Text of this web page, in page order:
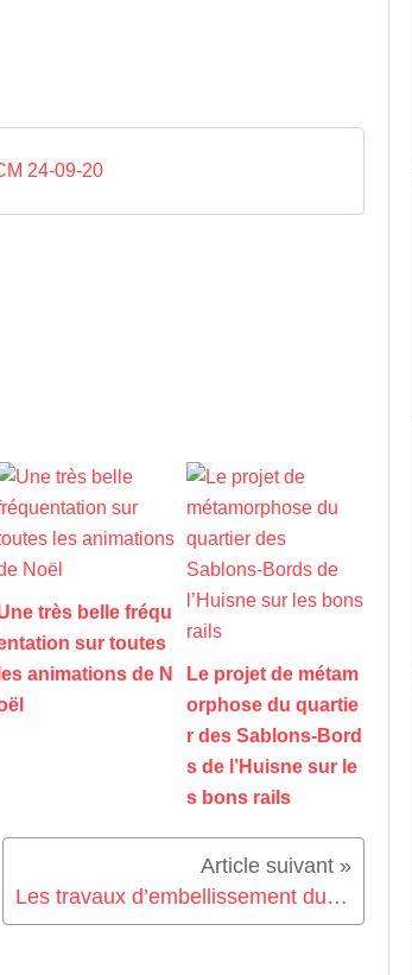
24-09-20
très belle fréqu
sur toutes
les animations de N
Le projet de métam
orphose du quartie
r des Sablons-Bord
s de l’Huisne sur le
s bons rails
Les travaux d’embellissement du quartier Saint-Nicolas se poursuivent…